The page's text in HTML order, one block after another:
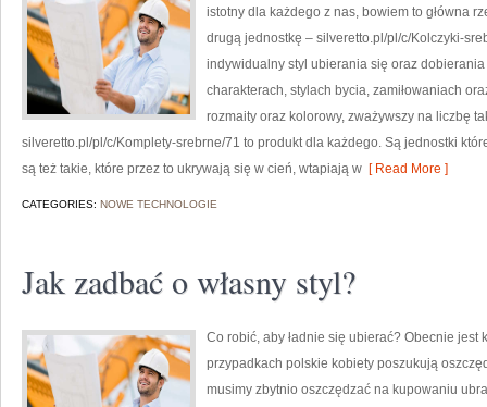
istotny dla każdego z nas, bowiem to główna
drugą jednostkę – silveretto.pl/pl/c/Kolczyki-
indywidualny styl ubierania się oraz
charakterach, stylach bycia, zamiłowaniach
rozmaity oraz kolorowy, zważywszy na liczbę
silveretto.pl/pl/c/Komplety-srebrne/71 to produkt dla każdego. Są jednostki
są też takie, które przez to ukrywają się w cień, wtapiają w [ Read More ]
CATEGORIES: NOWE TECHNOLOGIE
Jak zadbać o własny styl?
Co robić, aby ładnie się ubierać? Obecnie jest
przypadkach polskie kobiety poszukują
musimy zbytnio oszczędzać na kupowaniu